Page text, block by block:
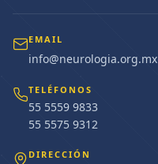
EMAIL
info@neurologia.org.mx
TELÉFONOS
55 5559 9833
55 5575 9312
DIRECCIÓN